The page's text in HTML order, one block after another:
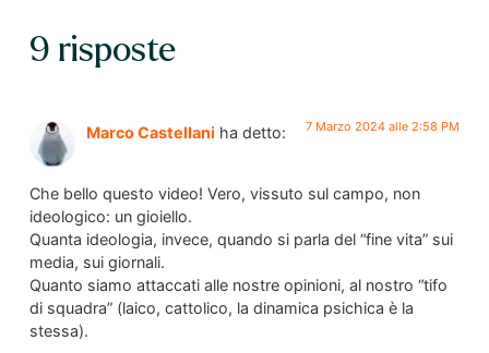
9 risposte
Marco Castellani ha detto: 7 Marzo 2024 alle 2:58 PM
Che bello questo video! Vero, vissuto sul campo, non
ideologico: un gioiello.
Quanta ideologia, invece, quando si parla del “fine vita” sui
media, sui giornali.
Quanto siamo attaccati alle nostre opinioni, al nostro “tifo
di squadra” (laico, cattolico, la dinamica psichica è la
stessa).